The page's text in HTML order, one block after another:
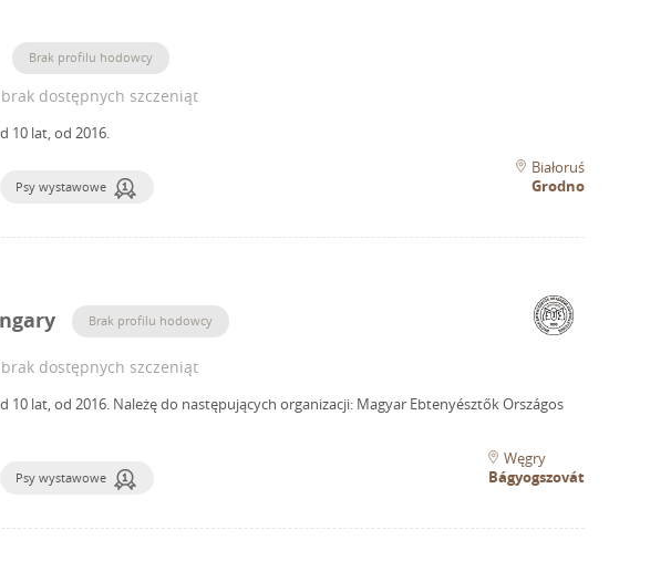
Brak profilu hodowcy
brak dostępnych szczeniąt
10 lat, od 2016.
Psy wystawowe
Białoruś
Grodno
Brak profilu hodowcy
brak dostępnych szczeniąt
10 lat, od 2016. Należę do następujących organizacji: Magyar Ebtenyésztők Országos
Psy wystawowe
Węgry
Bágyogszovát